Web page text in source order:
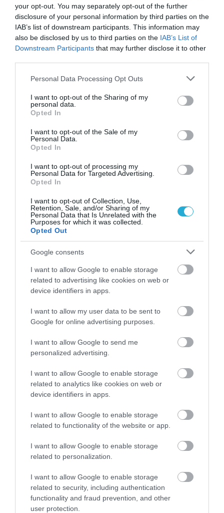
your opt-out. You may separately opt-out of the further
disclosure of your personal information by third parties on the
IAB’s list of downstream participants. This information may
also be disclosed by us to third parties on the IAB’s List of
Downstream Participants that may further disclose it to other
Please note that this website/app uses one or more Google
not limited to your visit or usage behaviour. You may click to
grant or deny consent to Google and its third-party tags to
use your data for below specified purposes in below Google
consent section.
Personal Data Processing Opt Outs
I want to opt-out of the Sharing of my
personal data.
Opted In
I want to opt-out of the Sale of my
Personal Data.
Opted In
I want to opt-out of processing my
Personal Data for Targeted Advertising.
Opted In
I want to opt-out of Collection, Use,
Retention, Sale, and/or Sharing of my
Personal Data that Is Unrelated with the
Purposes for which it was collected.
Opted Out
Google consents
I want to allow Google to enable storage
related to advertising like cookies on web or
device identifiers in apps.
I want to allow my user data to be sent to
Google for online advertising purposes.
I want to allow Google to send me
personalized advertising.
I want to allow Google to enable storage
related to analytics like cookies on web or
device identifiers in apps.
I want to allow Google to enable storage
related to functionality of the website or app.
I want to allow Google to enable storage
related to personalization.
I want to allow Google to enable storage
related to security, including authentication
functionality and fraud prevention, and other
user protection.
που ενδείκνυται τότε αυτομάτως θα
«εξιχνιάζονται» οι παραβάσεις.
Επίσπευση διαδικασιών
Πέραν του διοικητικού πλαισίου, το
περαιτέρω συνεργασία των ελεγκτικών
τεράστια γραφειοκρατία που δεν έχει
αποτελεσματικότητά τους θα πρέπει
ευρήματα. Βέβαια, τόσο στο υφιστάμενο όσο
και στο νέο σύστημα τον έλεγχο θα έχει ο
ΕΛΓΟ-Δήμητρα και στη συνέχεια η κύρωση θα
επιβάλλεται σε πρώτο και τελευταίο βαθμό
από τριμελή επιτροπή, στην οποία πλέον θα
συμμετέχει και μέλος του Νομικού
Συμβουλίου του Κράτους. «Μέχρι τώρα αυτές
οι διοικητικές διαδικασίες διαρκούσαν
εβδομάδες έως και χρόνια, τώρα θα
εμπλέξουμε και το Νομικό Σύμβουλο του
Κράτους τόσο λόγω του εχεγγύου που σου
παρέχει όσο και για την καλύτερη νομική
θεμελίωση των κυρώσεων» καταλήγουν τα
στελέχη.
Ακολουθήστε τοfoodlife.gr στο Google
Newsκαι μάθετε πρώτοι όλες τις ειδήσεις